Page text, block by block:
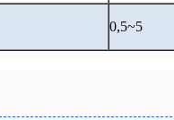
0,5~5